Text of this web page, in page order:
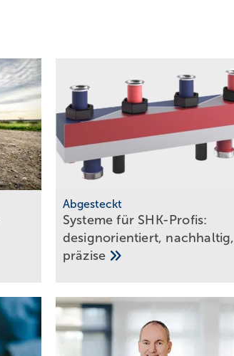
Abgesteckt
Systeme für SHK-Profis:
design­orien­tiert, nach­haltig,
prä­zise